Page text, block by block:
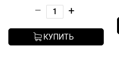
– +
КУПИТЬ